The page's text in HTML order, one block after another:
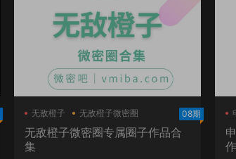
无敌橙子 无敌橙子微密圈 08期
无敌橙子微密圈专属圈子作品合
集